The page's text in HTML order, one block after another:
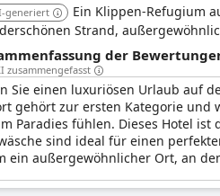
generiert
Ein Klippen-Refugium
Strand,
der
zusammengefasst
Sie einen luxuriösen Urlaub auf
gehört zur ersten Kategorie und
Paradies fühlen. Dieses Hotel
sind ideal für einen
ein außergewöhnlicher Ort, an